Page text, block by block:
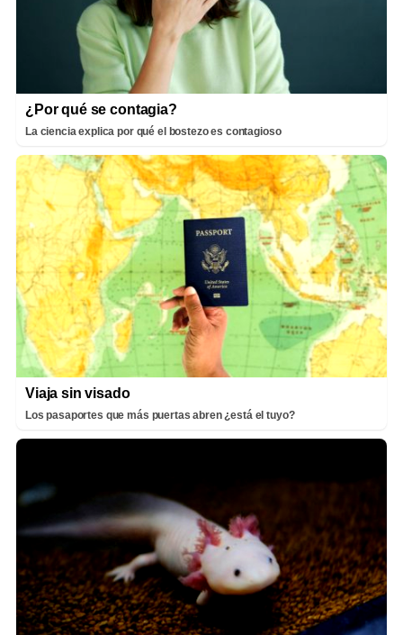
¿Por qué se contagia?
La ciencia explica por qué el bostezo es contagioso
Viaja sin visado
Los pasaportes que más puertas abren ¿está el tuyo?